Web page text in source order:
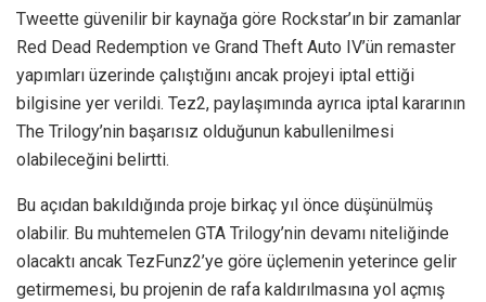
Tweette güvenilir bir kaynağa göre Rockstar’ın bir zamanlar
Red Dead Redemption ve Grand Theft Auto IV’ün remaster
yapımları üzerinde çalıştığını ancak projeyi iptal ettiği
bilgisine yer verildi. Tez2, paylaşımında ayrıca iptal kararının
The Trilogy’nin başarısız olduğunun kabullenilmesi
olabileceğini belirtti.
Bu açıdan bakıldığında proje birkaç yıl önce düşünülmüş
olabilir. Bu muhtemelen GTA Trilogy’nin devamı niteliğinde
olacaktı ancak TezFunz2’ye göre üçlemenin yeterince gelir
getirmemesi, bu projenin de rafa kaldırılmasına yol açmış